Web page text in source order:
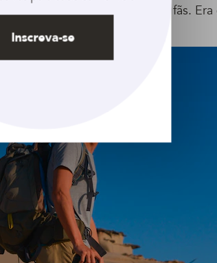
fez sucesso entre as fãs.
Inscreva-se